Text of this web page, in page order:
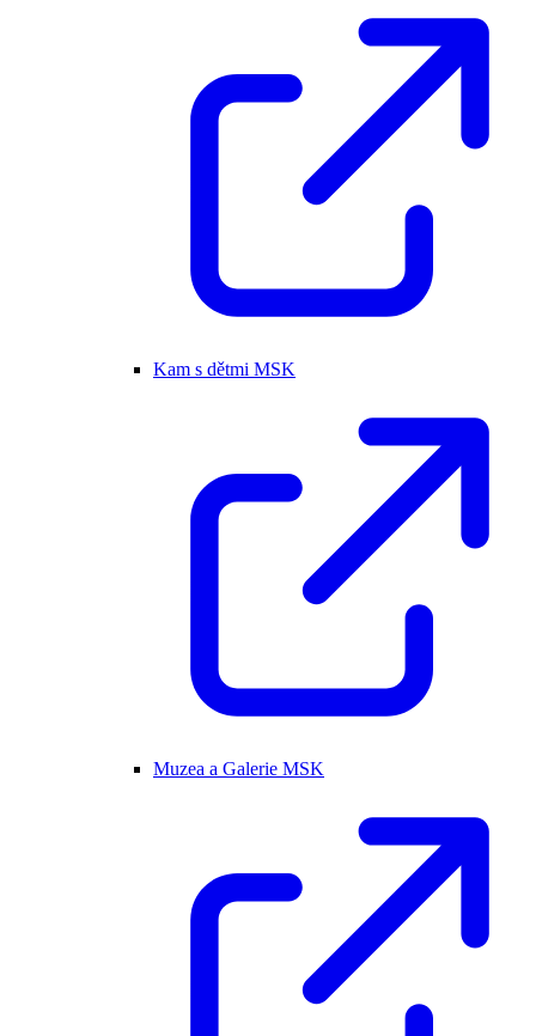
Kam s dětmi MSK
Muzea a Galerie MSK